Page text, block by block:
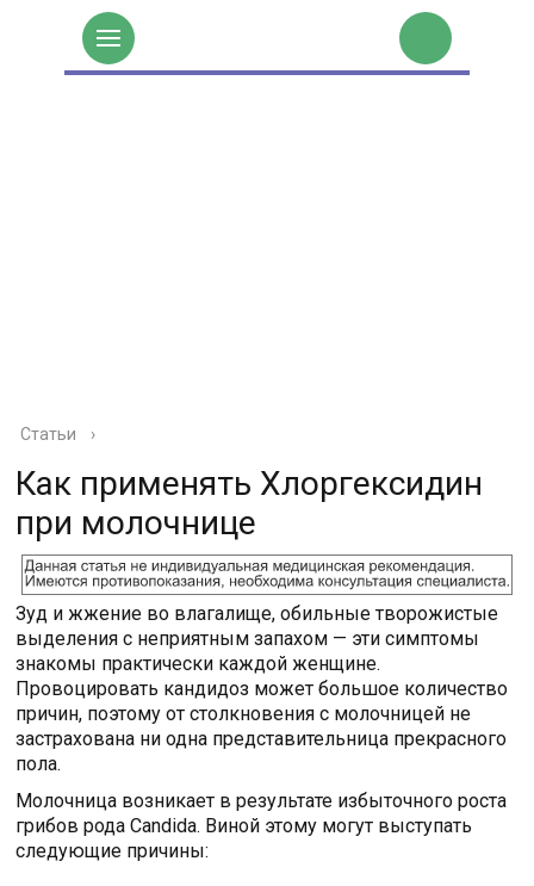
Статьи ›
Как применять Хлоргексидин
при молочнице
Зуд и жжение во влагалище, обильные творожистые
выделения с неприятным запахом — эти симптомы
знакомы практически каждой женщине.
Провоцировать кандидоз может большое количество
причин, поэтому от столкновения с молочницей не
застрахована ни одна представительница прекрасного
пола.
Молочница возникает в результате избыточного роста
грибов рода Candida. Виной этому могут выступать
следующие причины: